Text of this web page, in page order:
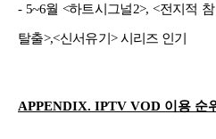
- 5~6월 <하트시그널2>, <전지적
탈출>,<신서유기> 시리즈 인기
APPENDIX. IPTV VOD 이용 순